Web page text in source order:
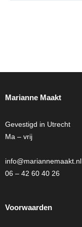
Marianne Maakt
Gevestigd in Utrecht
Ma – vrij
info@mariannemaakt.nl
06 – 42 60 40 26
Voorwaarden